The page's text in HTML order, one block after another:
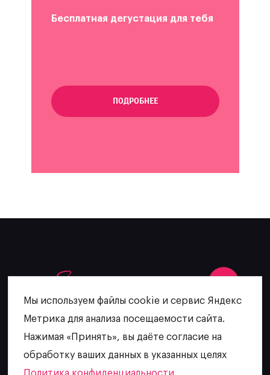
Бесплатная дегустация для тебя
ПОДРОБНЕЕ
escatering@mail.ru
Мы используем файлы cookie и сервис Яндекс
Метрика для анализа посещаемости сайта.
Нажимая «Принять», вы даёте согласие на
обработку ваших данных в указанных целях